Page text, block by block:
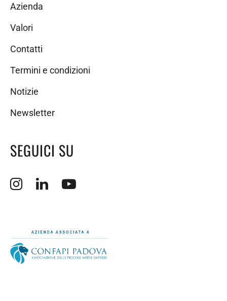
Azienda
Valori
Contatti
Termini e condizioni
Notizie
Newsletter
SEGUICI SU
Apertura sito esterno in nuova finestra.
Apertura sito esterno in nuova finestra.
Apertura sito esterno in nuova finestra.